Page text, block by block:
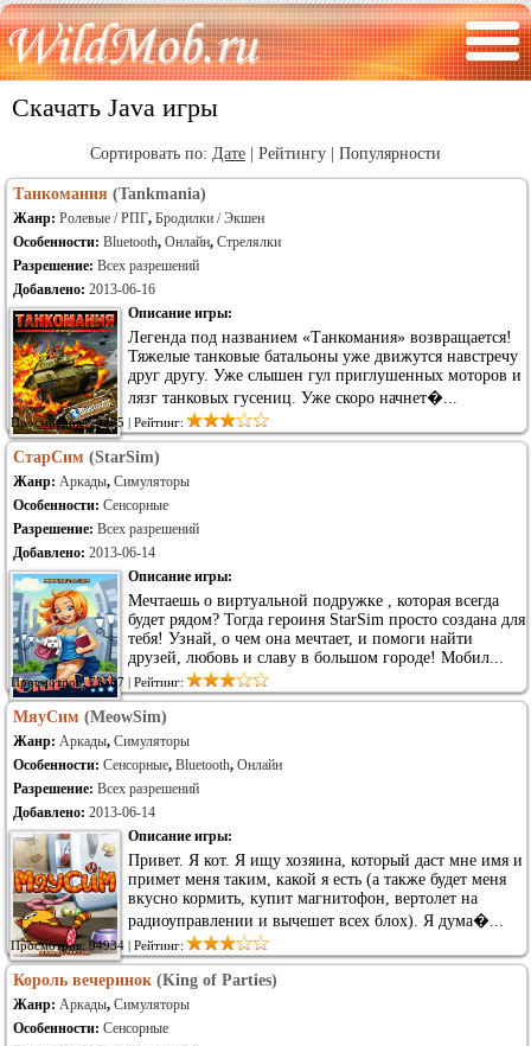
Скачать Java игры
Сортировать по: Дате Рейтингу Популярности
Танкомания (Tankmania)
Жанр: Ролевые / РПГ, Бродилки / Экшен
Особенности: Bluetooth, Онлайн, Стрелялки
Разрешение: Всех разрешений
Добавлено: 2013-06-16
Описание игры:
Легенда под названием «Танкомания» возвращается!
Тяжелые танковые батальоны уже движутся навстречу
друг другу. Уже слышен гул приглушенных моторов и
лязг танковых гусениц. Уже скоро начнет�...
Просмотров: 70485 | Рейтинг:
СтарСим (StarSim)
Жанр: Аркады, Симуляторы
Особенности: Сенсорные
Разрешение: Всех разрешений
Добавлено: 2013-06-14
Описание игры:
Мечтаешь о виртуальной подружке , которая всегда
будет рядом? Тогда героиня StarSim просто создана для
тебя! Узнай, о чем она мечтает, и помоги найти
друзей, любовь и славу в большом городе! Мобил...
Просмотров: 72587 | Рейтинг:
МяуСим (MeowSim)
Жанр: Аркады, Симуляторы
Особенности: Сенсорные, Bluetooth, Онлайн
Разрешение: Всех разрешений
Добавлено: 2013-06-14
Описание игры:
Привет. Я кот. Я ищу хозяина, который даст мне имя и
примет меня таким, какой я есть (а также будет меня
вкусно кормить, купит магнитофон, вертолет на
радиоуправлении и вычешет всех блох). Я дума�...
Просмотров: 94934 | Рейтинг:
Король вечеринок (King of Parties)
Жанр: Аркады, Симуляторы
Особенности: Сенсорные